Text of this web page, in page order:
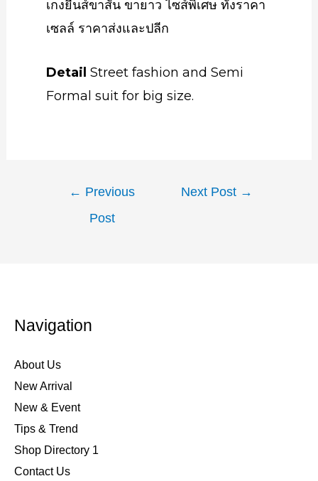
เกงยีนส์ขาสั้น ขายาว ไซส์พิเศษ ทั้งราคา
เซลล์ ราคาส่งและปลีก
Detail Street fashion and Semi
Formal suit for big size.
← Previous
Post
Next Post →
Navigation
About Us
New Arrival
New & Event
Tips & Trend
Shop Directory 1
Contact Us